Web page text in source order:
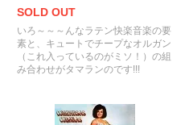
SOLD OUT
いろ～～～んなラテン快楽音楽の要
素と、キュートでチープなオルガン
（これ入っているのがミソ！）の組
み合わせがタマランのです!!!